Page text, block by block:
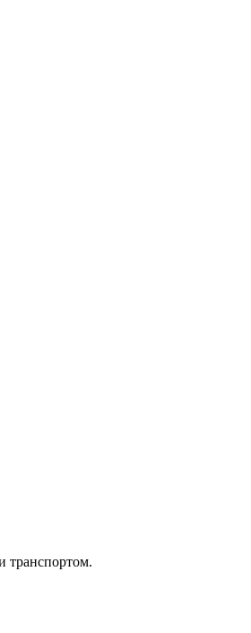
транспортом.